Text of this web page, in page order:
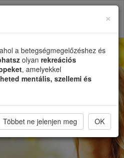
×
a betegségmegelőzéshez és
olyan rekreációs
, amelyekkel
mentális, szellemi és
Többet ne jelenjen meg OK